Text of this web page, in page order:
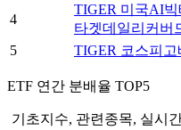
4
TIGER 미국AI빅
타겟데일리커버
5 TIGER 코스피고
ETF 연간 분배율 TOP5
기초지수, 관련종목, 실시